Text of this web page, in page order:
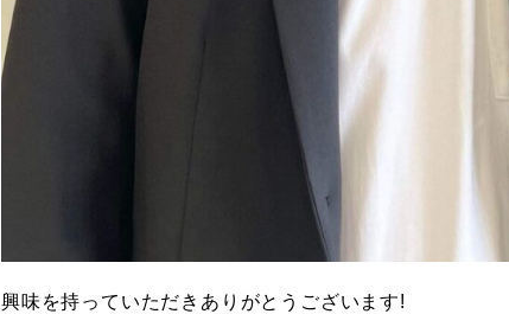
興味を持っていただきありがとうございます!